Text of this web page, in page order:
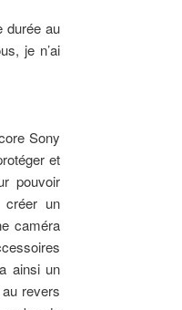
durée au
je n’ai
Sony
et
pouvoir
un
caméra
ainsi un
revers